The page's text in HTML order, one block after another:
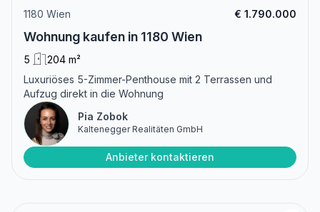
1180 Wien € 1.790.000
Wohnung kaufen in 1180 Wien
5
204 m²
Luxuriöses 5-Zimmer-Penthouse mit 2 Terrassen und
Aufzug direkt in die Wohnung
Pia Zobok
Kaltenegger Realitäten GmbH
Anbieter kontaktieren